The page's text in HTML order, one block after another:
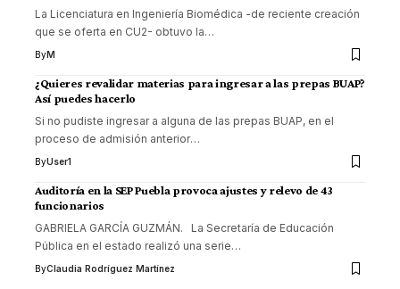
La Licenciatura en Ingeniería Biomédica -de reciente creación
que se oferta en CU2- obtuvo la…
ByM
¿Quieres revalidar materias para ingresar a las prepas BUAP?
Así puedes hacerlo
Si no pudiste ingresar a alguna de las prepas BUAP, en el
proceso de admisión anterior…
ByUser1
Auditoría en la SEP Puebla provoca ajustes y relevo de 43
funcionarios
GABRIELA GARCÍA GUZMÁN. La Secretaría de Educación
Pública en el estado realizó una serie…
ByClaudia Rodríguez Martínez